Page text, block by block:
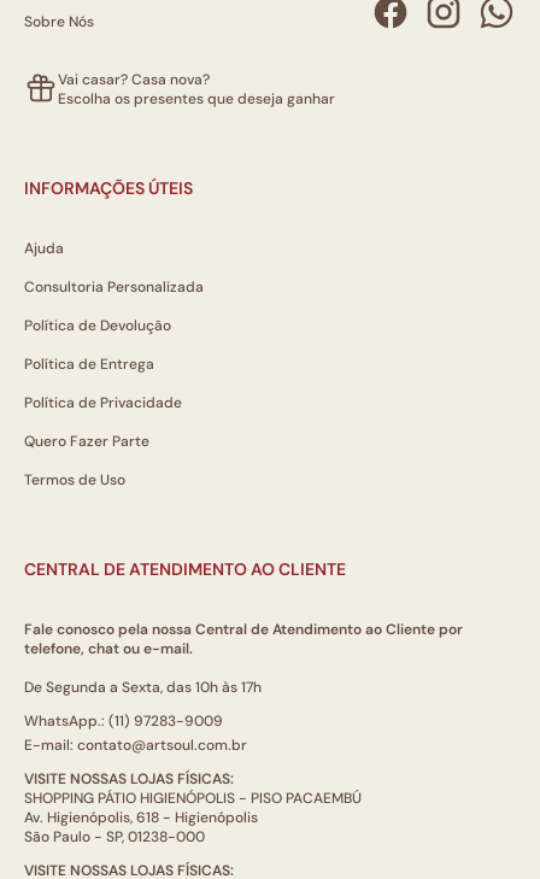
Sobre Nós
Vai casar? Casa nova?
Escolha os presentes que deseja ganhar
INFORMAÇÕES ÚTEIS
Ajuda
Consultoria Personalizada
Política de Devolução
Política de Entrega
Política de Privacidade
Quero Fazer Parte
Termos de Uso
CENTRAL DE ATENDIMENTO AO CLIENTE
Fale conosco pela nossa Central de Atendimento ao Cliente por
telefone, chat ou e-mail.
De Segunda a Sexta, das 10h às 17h
WhatsApp.: (11) 97283-9009
E-mail: contato@artsoul.com.br
VISITE NOSSAS LOJAS FÍSICAS:
SHOPPING PÁTIO HIGIENÓPOLIS - PISO PACAEMBÚ
Av. Higienópolis, 618 - Higienópolis
São Paulo - SP, 01238-000
VISITE NOSSAS LOJAS FÍSICAS: